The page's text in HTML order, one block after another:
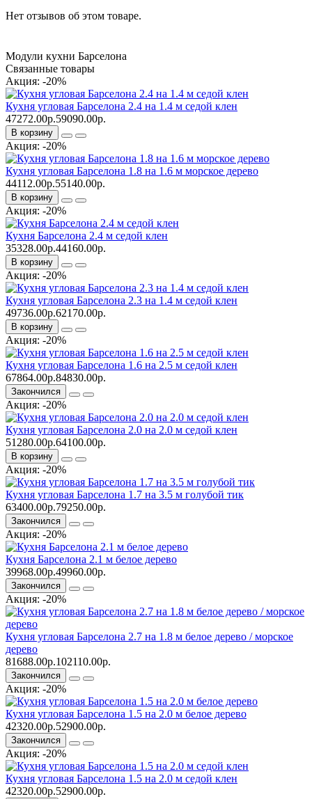
Нет отзывов об этом товаре.
Модули кухни Барселона
Связанные товары
Акция: -20%
Кухня угловая Барселона 2.4 на 1.4 м седой клен
47272.00р.59090.00р.
В корзину
Акция: -20%
Кухня угловая Барселона 1.8 на 1.6 м морское дерево
44112.00р.55140.00р.
В корзину
Акция: -20%
Кухня Барселона 2.4 м седой клен
35328.00р.44160.00р.
В корзину
Акция: -20%
Кухня угловая Барселона 2.3 на 1.4 м седой клен
49736.00р.62170.00р.
В корзину
Акция: -20%
Кухня угловая Барселона 1.6 на 2.5 м седой клен
67864.00р.84830.00р.
Закончился
Акция: -20%
Кухня угловая Барселона 2.0 на 2.0 м седой клен
51280.00р.64100.00р.
В корзину
Акция: -20%
Кухня угловая Барселона 1.7 на 3.5 м голубой тик
63400.00р.79250.00р.
Закончился
Акция: -20%
Кухня Барселона 2.1 м белое дерево
39968.00р.49960.00р.
Закончился
Акция: -20%
Кухня угловая Барселона 2.7 на 1.8 м белое дерево / морское
дерево
81688.00р.102110.00р.
Закончился
Акция: -20%
Кухня угловая Барселона 1.5 на 2.0 м белое дерево
42320.00р.52900.00р.
Закончился
Акция: -20%
Кухня угловая Барселона 1.5 на 2.0 м седой клен
42320.00р.52900.00р.